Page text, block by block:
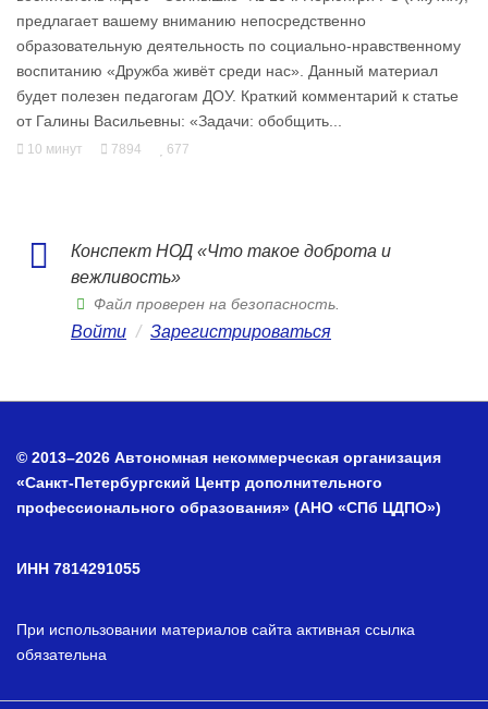
предлагает вашему вниманию непосредственно
образовательную деятельность по социально-нравственному
воспитанию «Дружба живёт среди нас». Данный материал
будет полезен педагогам ДОУ. Краткий комментарий к статье
от Галины Васильевны: «Задачи: обобщить...
10 минут 7894 677
Конспект НОД «Что такое доброта и
вежливость»
Файл проверен на безопасность.
Войти / Зарегистрироваться
© 2013–2026 Автономная некоммерческая организация
«Санкт-Петербургский Центр дополнительного
профессионального образования» (АНО «СПб ЦДПО»)
ИНН 7814291055
При использовании материалов сайта активная ссылка
обязательна